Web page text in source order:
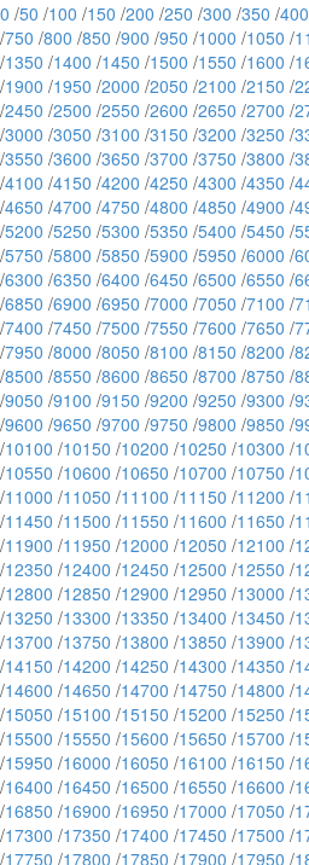
0 /50 /100 /150 /200 /250 /300 /350 /400
/750 /800 /850 /900 /950 /1000 /1050 /
/1350 /1400 /1450 /1500 /1550 /1600 /
/1900 /1950 /2000 /2050 /2100 /2150 /
/2450 /2500 /2550 /2600 /2650 /2700 /
/3000 /3050 /3100 /3150 /3200 /3250 /
/3550 /3600 /3650 /3700 /3750 /3800 /
/4100 /4150 /4200 /4250 /4300 /4350 /
/4650 /4700 /4750 /4800 /4850 /4900 /
/5200 /5250 /5300 /5350 /5400 /5450 /
/5750 /5800 /5850 /5900 /5950 /6000 /
/6300 /6350 /6400 /6450 /6500 /6550 /
/6850 /6900 /6950 /7000 /7050 /7100 /
/7400 /7450 /7500 /7550 /7600 /7650 /
/7950 /8000 /8050 /8100 /8150 /8200 /
/8500 /8550 /8600 /8650 /8700 /8750 /
/9050 /9100 /9150 /9200 /9250 /9300 /
/9600 /9650 /9700 /9750 /9800 /9850 /
/10100 /10150 /10200 /10250 /10300 /
/10550 /10600 /10650 /10700 /10750 /
/11000 /11050 /11100 /11150 /11200 /
/11450 /11500 /11550 /11600 /11650 /
/11900 /11950 /12000 /12050 /12100 /
/12350 /12400 /12450 /12500 /12550 /
/12800 /12850 /12900 /12950 /13000 /
/13250 /13300 /13350 /13400 /13450 /
/13700 /13750 /13800 /13850 /13900 /
/14150 /14200 /14250 /14300 /14350 /
/14600 /14650 /14700 /14750 /14800 /
/15050 /15100 /15150 /15200 /15250 /
/15500 /15550 /15600 /15650 /15700 /
/15950 /16000 /16050 /16100 /16150 /
/16400 /16450 /16500 /16550 /16600 /
/16850 /16900 /16950 /17000 /17050 /
/17300 /17350 /17400 /17450 /17500 /
/17750 /17800 /17850 /17900 /17950 /